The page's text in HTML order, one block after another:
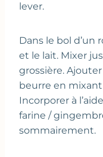
lever.
Dans le bol d’un
et le lait. Mixer
grossière.
beurre en
Incorporer à
farine /
sommairement.